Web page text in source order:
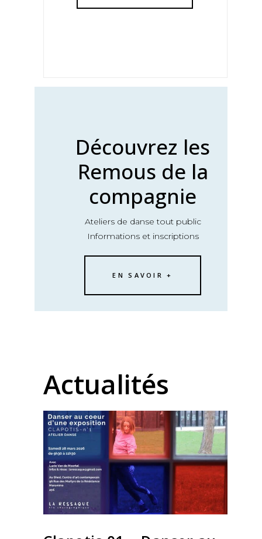
Découvrez les
Remous de la
compagnie
Ateliers de danse tout public
Informations et inscriptions
EN SAVOIR +
Actualités